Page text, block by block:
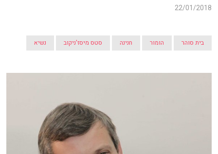
22/01/2018
בית סוהר הומור חנינה סטס מיסז'ניקוב נשיא